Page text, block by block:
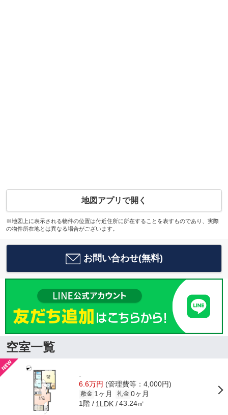
地図アプリで開く
※地図上に表示される物件の位置は付近住所に所在することを表すものであり、実際
の物件所在地とは異なる場合がございます。
お問い合わせ(無料)
空室一覧
-
6.6万円 (管理費等：4,000円)
敷金 1ヶ月 礼金 0ヶ月
1階 1LDK 43.24㎡